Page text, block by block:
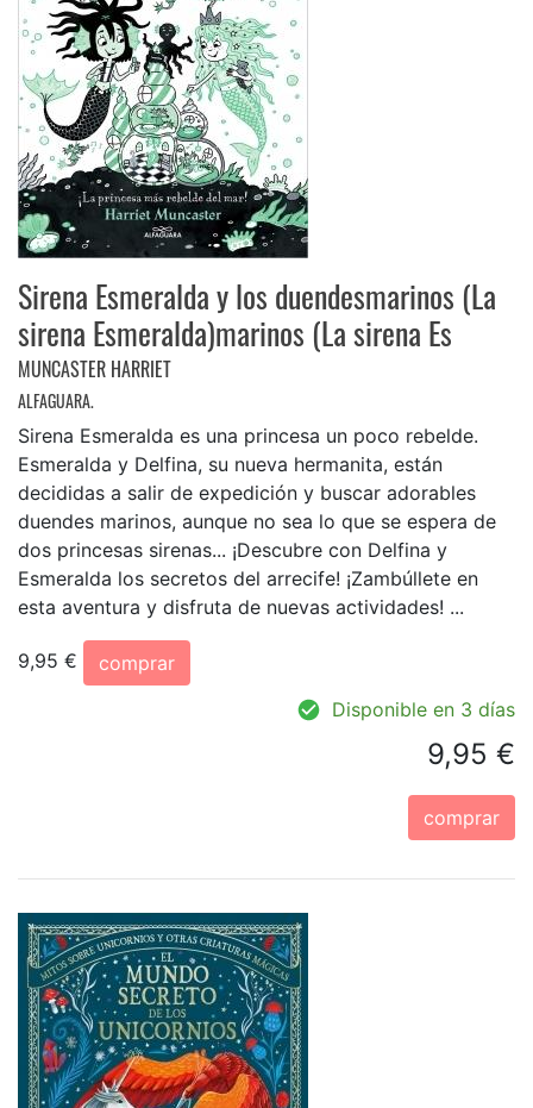
Sirena Esmeralda y los duendesmarinos (La
sirena Esmeralda)marinos (La sirena Es
MUNCASTER HARRIET
ALFAGUARA.
Sirena Esmeralda es una princesa un poco rebelde.
Esmeralda y Delfina, su nueva hermanita, están
decididas a salir de expedición y buscar adorables
duendes marinos, aunque no sea lo que se espera de
dos princesas sirenas... ¡Descubre con Delfina y
Esmeralda los secretos del arrecife! ¡Zambúllete en
esta aventura y disfruta de nuevas actividades! ...
9,95 €
comprar
Disponible en 3 días
9,95 €
comprar